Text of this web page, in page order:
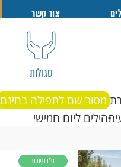
צור קשר
סגולות
מסור שם לתפילה בחינם
תהילים ליום חמישי
ט"ו בשבט